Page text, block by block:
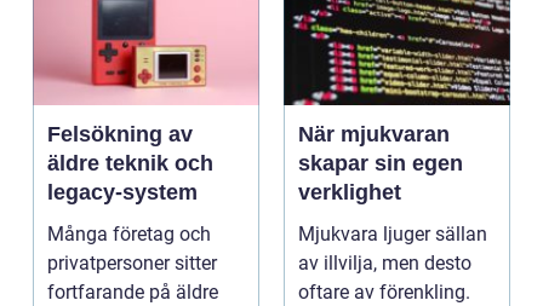
Felsökning av
äldre teknik och
legacy-system
Många företag och
privatpersoner sitter
fortfarande på äldre
När mjukvaran
skapar sin egen
verklighet
Mjukvara ljuger sällan
av illvilja, men desto
oftare av förenkling.